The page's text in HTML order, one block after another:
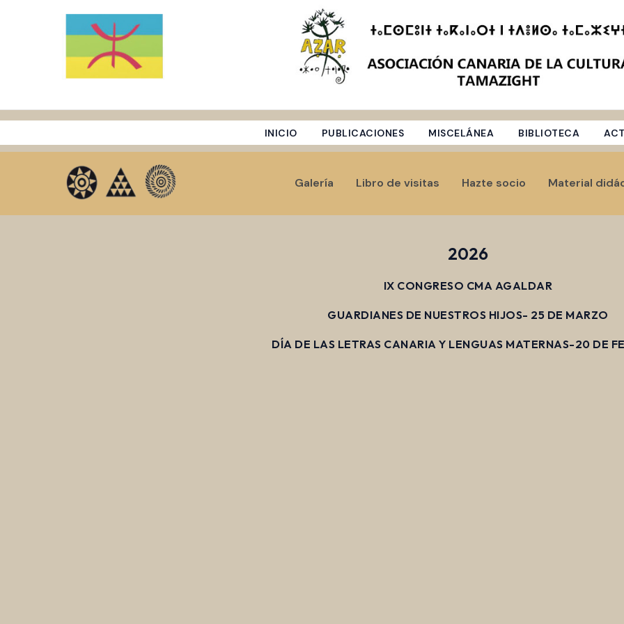
INICIO PUBLICACIONES MISCELÁNEA BIBLIOTECA
Galería Libro de visitas Hazte socio Material
2026
IX CONGRESO CMA AGALDAR
GUARDIANES DE NUESTROS HIJOS- 25 DE MARZO
DÍA DE LAS LETRAS CANARIA Y LENGUAS MATERNAS-20 DE